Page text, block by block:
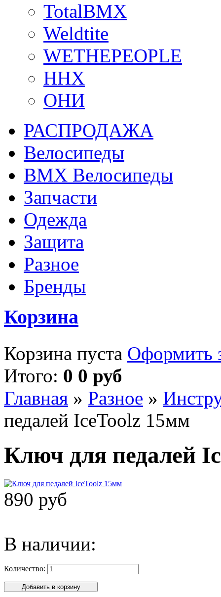
TotalBMX
Weldtite
WETHEPEOPLE
ННХ
ОНИ
РАСПРОДАЖА
Велосипеды
BMX Велосипеды
Запчасти
Одежда
Защита
Разное
Бренды
Корзина
Корзина пуста Оформить
Итого: 0 0 руб
Главная » Разное »
педалей IceToolz 15мм
Ключ для педалей
890 руб
В наличии:
Количество: